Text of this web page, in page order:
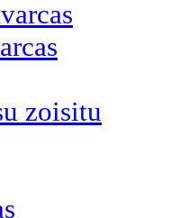
zoisitu